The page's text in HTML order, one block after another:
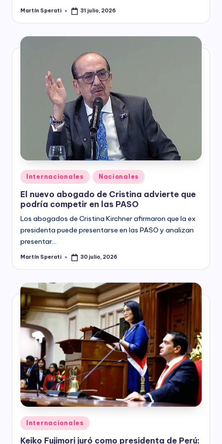
Posted
Martín Sperati 31 julio, 2026
Posted
in
Internacionales Nacionales
El nuevo abogado de Cristina advierte que
podría competir en las PASO
Los abogados de Cristina Kirchner afirmaron que la ex
presidenta puede presentarse en las PASO y analizan
presentar…
Posted
Martín Sperati 30 julio, 2026
Posted
in
Internacionales
Keiko Fujimori juró como presidenta de Perú: